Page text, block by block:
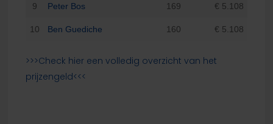
9 Peter Bos 169 € 5.108
10 Ben Guediche 160 € 5.108
>>>Check hier een volledig overzicht van het
prijzengeld<<<